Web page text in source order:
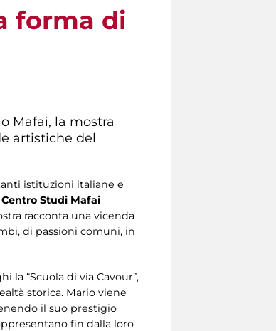
forma di
Mafai, la mostra
artistiche del
istituzioni italiane e
Centro Studi Mafai
racconta una vicenda
di passioni comuni, in
la “Scuola di via Cavour”,
storica. Mario viene
il suo prestigio
fin dalla loro